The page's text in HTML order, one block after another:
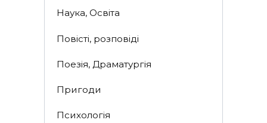
Наука, Освіта
Повісті, розповіді
Поезія, Драматургія
Пригоди
Психологія